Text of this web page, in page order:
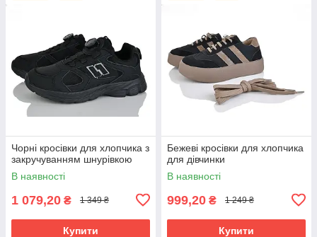
Чорні кросівки для хлопчика з
закручуванням шнурівкою
В наявності
1 079,20 ₴ 1 349 ₴
Купити
Бежеві кросівки для хлопчика
для дівчинки
В наявності
999,20 ₴ 1 249 ₴
Купити